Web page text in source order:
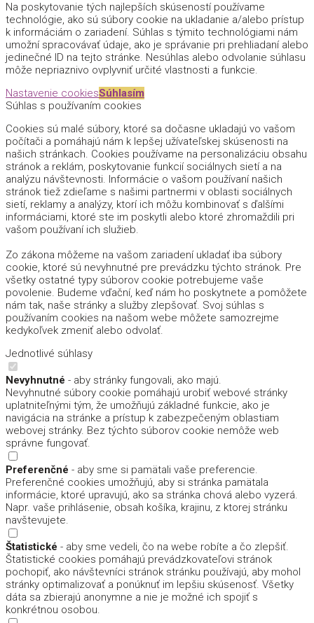
Na poskytovanie tých najlepších skúseností používame
technológie, ako sú súbory cookie na ukladanie a/alebo prístup
k informáciám o zariadení. Súhlas s týmito technológiami nám
umožní spracovávať údaje, ako je správanie pri prehliadaní alebo
jedinečné ID na tejto stránke. Nesúhlas alebo odvolanie súhlasu
môže nepriaznivo ovplyvniť určité vlastnosti a funkcie.
Nastavenie cookiesSúhlasím
Súhlas s používaním cookies
Cookies sú malé súbory, ktoré sa dočasne ukladajú vo vašom
počítači a pomáhajú nám k lepšej užívateľskej skúsenosti na
našich stránkach. Cookies používame na personalizáciu obsahu
stránok a reklám, poskytovanie funkcií sociálnych sietí a na
analýzu návštevnosti. Informácie o vašom používaní našich
stránok tiež zdieľame s našimi partnermi v oblasti sociálnych
sietí, reklamy a analýzy, ktorí ich môžu kombinovať s ďalšími
informáciami, ktoré ste im poskytli alebo ktoré zhromaždili pri
vašom používaní ich služieb.
Zo zákona môžeme na vašom zariadení ukladať iba súbory
cookie, ktoré sú nevyhnutné pre prevádzku týchto stránok. Pre
všetky ostatné typy súborov cookie potrebujeme vaše
povolenie. Budeme vďační, keď nám ho poskytnete a pomôžete
nám tak, naše stránky a služby zlepšovať. Svoj súhlas s
používaním cookies na našom webe môžete samozrejme
kedykoľvek zmeniť alebo odvolať.
Jednotlivé súhlasy
Nevyhnutné - aby stránky fungovali, ako majú.
Nevyhnutné súbory cookie pomáhajú urobiť webové stránky
uplatniteľnými tým, že umožňujú základné funkcie, ako je
navigácia na stránke a prístup k zabezpečeným oblastiam
webovej stránky. Bez týchto súborov cookie nemôže web
správne fungovať.
Preferenčné - aby sme si pamätali vaše preferencie.
Preferenčné cookies umožňujú, aby si stránka pamätala
informácie, ktoré upravujú, ako sa stránka chová alebo vyzerá.
Napr. vaše prihlásenie, obsah košíka, krajinu, z ktorej stránku
navštevujete.
Štatistické - aby sme vedeli, čo na webe robíte a čo zlepšiť.
Štatistické cookies pomáhajú prevádzkovateľovi stránok
pochopiť, ako návštevníci stránok stránku používajú, aby mohol
stránky optimalizovať a ponúknuť im lepšiu skúsenosť. Všetky
dáta sa zbierajú anonymne a nie je možné ich spojiť s
konkrétnou osobou.